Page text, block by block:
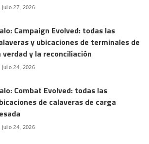
julio 27, 2026
Campaign Evolved: todas las
y ubicaciones de terminales de
verdad y la reconciliación
julio 24, 2026
Combat Evolved: todas las
de calaveras de carga
julio 24, 2026